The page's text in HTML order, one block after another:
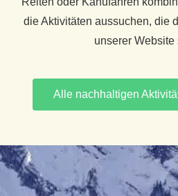
die Aktivitäten aussuchen, die
unserer Website
Alle nachhaltigen